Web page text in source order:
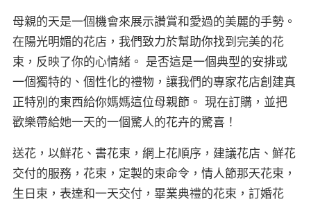
母親的天是一個機會來展示讚賞和愛過的美麗的手勢。
在陽光明媚的花店，我們致力於幫助你找到完美的花
束，反映了你的心情緒。 是否這是一個典型的安排或
一個獨特的、個性化的禮物，讓我們的專家花店創建真
正特別的東西給你媽媽這位母親節。 現在訂購，並把
歡樂帶給她一天的一個驚人的花卉的驚喜！
送花，以鮮花、書花束，網上花順序，建議花店、鮮花
交付的服務，花束，定製的束命令，情人節那天花束，
生日束，表達和一天交付，畢業典禮的花束，訂婚花